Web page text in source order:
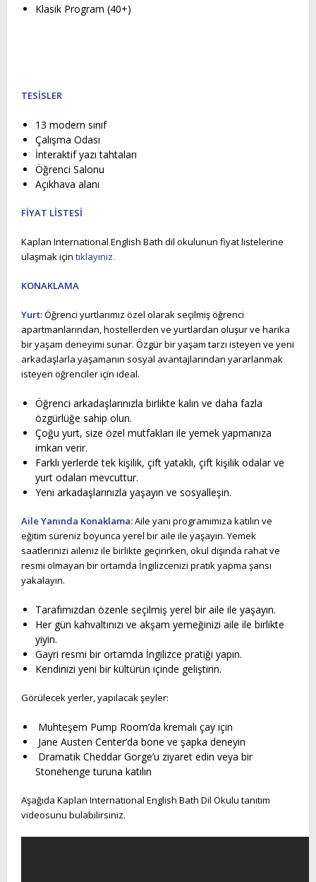
Klasik Program (40+)
TESİSLER
13 modern sınıf
Çalışma Odası
İnteraktif yazı tahtaları
Öğrenci Salonu
Açıkhava alanı
FİYAT LİSTESİ
Kaplan International English Bath dil okulunun fiyat listelerine
ulaşmak için tıklayınız.
KONAKLAMA
Yurt:Öğrenci yurtlarımız özel olarak seçilmiş öğrenci
apartmanlarından, hostellerden ve yurtlardan oluşur ve harika
bir yaşam deneyimi sunar. Özgür bir yaşam tarzı isteyen ve yeni
arkadaşlarla yaşamanın sosyal avantajlarından yararlanmak
isteyen öğrenciler için ideal.
Öğrenci arkadaşlarınızla birlikte kalın ve daha fazla
özgürlüğe sahip olun.
Çoğu yurt, size özel mutfakları ile yemek yapmanıza
imkan verir.
Farklı yerlerde tek kişilik, çift yataklı, çift kişilik odalar ve
yurt odaları mevcuttur.
Yeni arkadaşlarınızla yaşayın ve sosyalleşin.
Aile Yanında Konaklama:Aile yanı programımıza katılın ve
eğitim süreniz boyunca yerel bir aile ile yaşayın. Yemek
saatlerinizi aileniz ile birlikte geçirirken, okul dışında rahat ve
resmi olmayan bir ortamda İngilizcenizi pratik yapma şansı
yakalayın.
Tarafımızdan özenle seçilmiş yerel bir aile ile yaşayın.
Her gün kahvaltınızı ve akşam yemeğinizi aile ile birlikte
yiyin.
Gayri resmi bir ortamda İngilizce pratiği yapın.
Kendinizi yeni bir kültürün içinde geliştirin.
Görülecek yerler, yapılacak şeyler:
Muhteşem Pump Room’da kremalı çay için
Jane Austen Center’da bone ve şapka deneyin
Dramatik Cheddar Gorge’u ziyaret edin veya bir
Stonehenge turuna katılın
Aşağıda Kaplan International English Bath Dil Okulu tanıtım
videosunu bulabilirsiniz.